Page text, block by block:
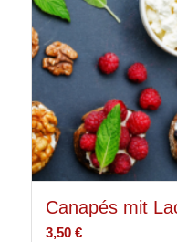
Canapés mit
3,50 €